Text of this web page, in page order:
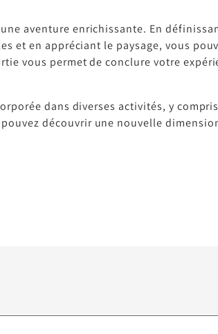
aventure enrichissante. En
et en appréciant le paysage, vous
vous permet de conclure votre
dans diverses activités, y
découvrir une nouvelle